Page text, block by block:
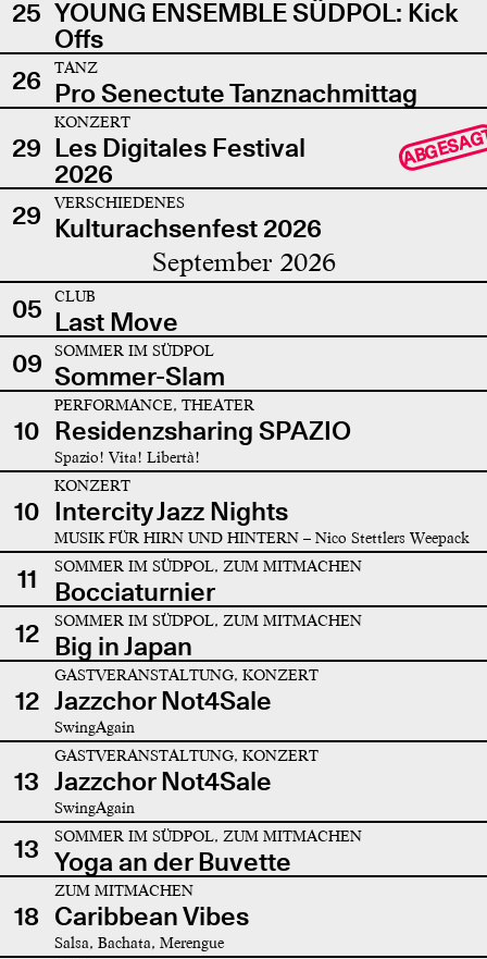
25 YOUNG ENSEMBLE SÜDPOL: Kick
Offs
26
TANZ
Pro Senectute Tanznachmittag
29
KONZERT
Les Digitales Festival
2026
29 VERSCHIEDENES
Kulturachsenfest 2026
September 2026
05 CLUB
Last Move
09
SOMMER IM SÜDPOL
Sommer-Slam
10
PERFORMANCE, THEATER
Residenzsharing SPAZIO
Spazio! Vita! Libertà!
10
KONZERT
Intercity Jazz Nights
MUSIK FÜR HIRN UND HINTERN – Nico Stettlers Weepack
11 SOMMER IM SÜDPOL, ZUM MITMACHEN
Bocciaturnier
12
SOMMER IM SÜDPOL, ZUM MITMACHEN
Big in Japan
12
GASTVERANSTALTUNG, KONZERT
Jazzchor Not4Sale
SwingAgain
13
GASTVERANSTALTUNG, KONZERT
Jazzchor Not4Sale
SwingAgain
13 SOMMER IM SÜDPOL, ZUM MITMACHEN
Yoga an der Buvette
18
ZUM MITMACHEN
Caribbean Vibes
Salsa, Bachata, Merengue